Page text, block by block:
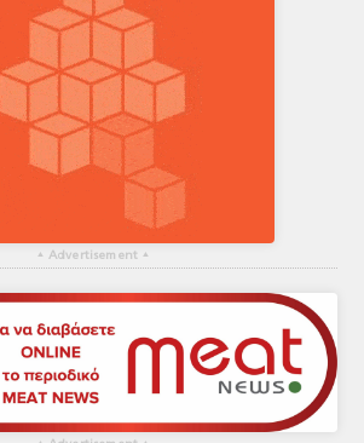
▴ Advertisement ▴